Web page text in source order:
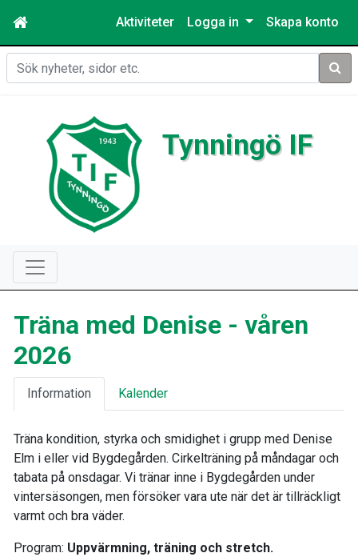
Aktiviteter Logga in Skapa konto
Sök
Tynningö IF
Träna med Denise - våren
2026
Information Kalender
Träna kondition, styrka och smidighet i grupp med Denise
Elm i eller vid Bygdegården. Cirkelträning på måndagar och
tabata på onsdagar. Vi tränar inne i Bygdegården under
vintersäsongen, men försöker vara ute när det är tillräckligt
varmt och bra väder.
Program: Uppvärmning, träning och stretch.